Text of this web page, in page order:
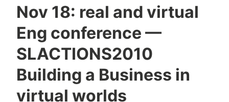
Nov 18: real and virtual
Eng conference —
SLACTIONS2010
Building a Business in
virtual worlds
e
h
a
S
i